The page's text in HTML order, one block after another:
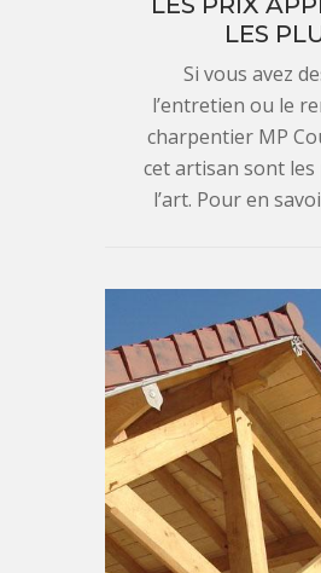
LES
Si vous avez
l’entretien ou le
charpentier MP
cet artisan sont les
l’art. Pour en